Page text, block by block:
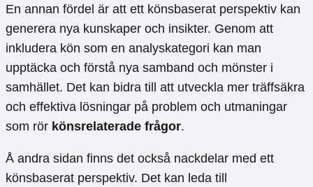
En annan fördel är att ett könsbaserat perspektiv kan
generera nya kunskaper och insikter. Genom att
inkludera kön som en analyskategori kan man
upptäcka och förstå nya samband och mönster i
samhället. Det kan bidra till att utveckla mer träffsäkra
och effektiva lösningar på problem och utmaningar
som rör könsrelaterade frågor.
Å andra sidan finns det också nackdelar med ett
könsbaserat perspektiv. Det kan leda till